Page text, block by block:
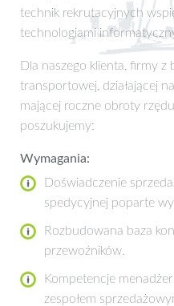
technik rekrutacyjnych
technologiami
Dla naszego klienta, firmy
transportowej, działającej
mającej roczne obroty
poszukujemy:
Wymagania:
Doświadczenie
spedycyjnej poparte
Rozbudowana baza
przewoźników.
Kompetencje
zespołem